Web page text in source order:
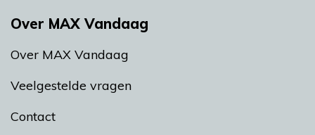
Over MAX Vandaag
Over MAX Vandaag
Veelgestelde vragen
Contact